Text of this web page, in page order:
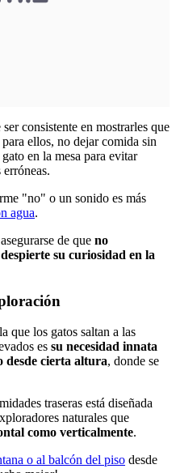
consistente en mostrarles que
ellos, no dejar comida sin
en la mesa para evitar
erróneas.
"no" o un sonido es más
agua.
de que no
su curiosidad en la
que los gatos saltan a las
es su necesidad innata
desde cierta altura, donde se
traseras está diseñada
naturales que
como verticalmente.
o al balcón del piso desde